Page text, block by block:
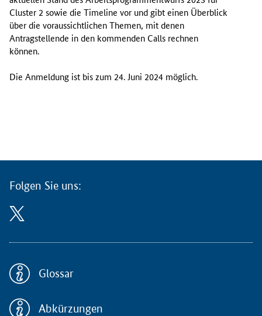
e
r
A
u
g
n
l
i
n
-
e
i
e
Cluster 2 sowie die Timeline vor und gibt einen Überblick
über die voraussichtlichen Themen, mit denen
Antragstellende in den kommenden Calls rechnen
können.
Die Anmeldung ist bis zum 24. Juni 2024 möglich.
Folgen Sie uns:
Glossar
Abkürzungen